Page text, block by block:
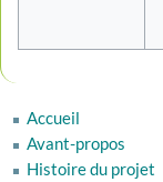
Accueil
Avant-propos
Histoire du projet